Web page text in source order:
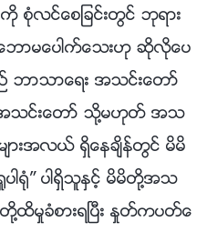
လင္ေစျခင္းတြင္ ဘုရား
ာမေပါက္ေသးဟု ဆိုလိုေပ
ဘာသာေရး အသင္းေတာ္
အသင္းေတာ္ သို႔မဟုတ္ အသ
းအလယ္ ရွိေနခ်ိန္တြင္ မိမိ
ါ႐ုံ” ပါရွိသူႏွင့္ မိမိတို႔အသ
ထိမႈခံစားရၿပီး ႏႈတ္ကပတ္ေ